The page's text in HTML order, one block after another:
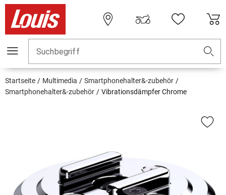
Suchbegriff
Startseite Multimedia
Smartphonehalter&-zubehör
Smartphonehalter&-zubehör
Vibrationsdämpfer Chrome